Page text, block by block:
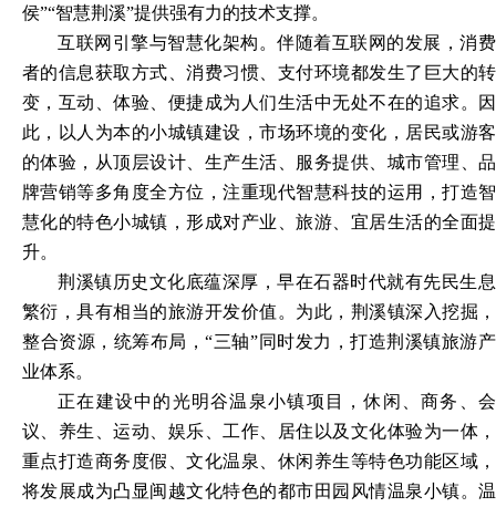
侯”“智慧荆溪”提供强有力的技术支撑。
互联网引擎与智慧化架构。伴随着互联网的发展，消费
者的信息获取方式、消费习惯、支付环境都发生了巨大的转
变，互动、体验、便捷成为人们生活中无处不在的追求。因
此，以人为本的小城镇建设，市场环境的变化，居民或游客
的体验，从顶层设计、生产生活、服务提供、城市管理、品
牌营销等多角度全方位，注重现代智慧科技的运用，打造智
慧化的特色小城镇，形成对产业、旅游、宜居生活的全面提
升。
荆溪镇历史文化底蕴深厚，早在石器时代就有先民生息
繁衍，具有相当的旅游开发价值。为此，荆溪镇深入挖掘，
整合资源，统筹布局，“三轴”同时发力，打造荆溪镇旅游产
业体系。
正在建设中的光明谷温泉小镇项目，休闲、商务、会
议、养生、运动、娱乐、工作、居住以及文化体验为一体，
重点打造商务度假、文化温泉、休闲养生等特色功能区域，
将发展成为凸显闽越文化特色的都市田园风情温泉小镇。温